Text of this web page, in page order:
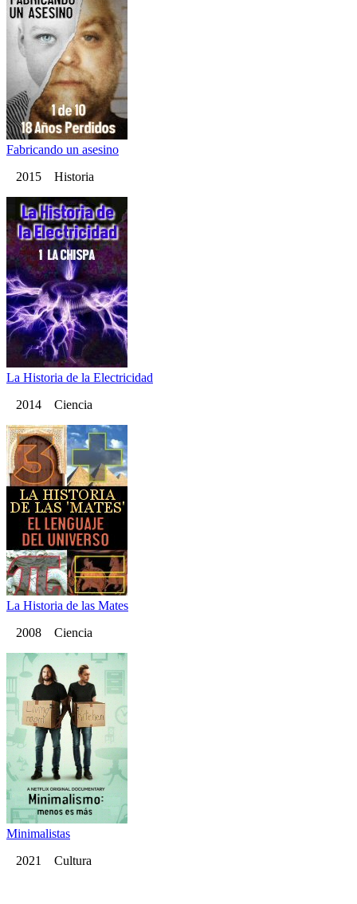
Fabricando un asesino
2015 Historia
La Historia de la Electricidad
2014 Ciencia
La Historia de las Mates
2008 Ciencia
Minimalistas
2021 Cultura